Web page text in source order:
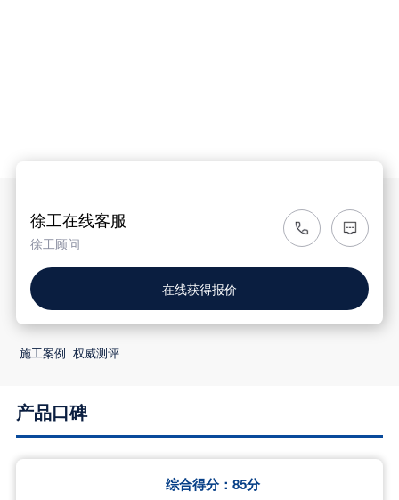
徐工在线客服
徐工顾问
在线获得报价
施工案例 权威测评
产品口碑
综合得分： 85分